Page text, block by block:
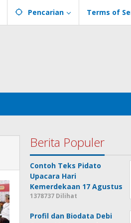
Pencarian Terms of
Berita Populer
Contoh Teks Pidato
Upacara Hari
Kemerdekaan 17 Agustus
1378737 Dilihat
Profil dan Biodata Debi